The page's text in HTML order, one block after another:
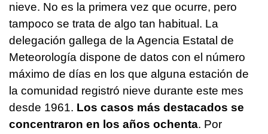
nieve. No es la primera vez que ocurre, pero
tampoco se trata de algo tan habitual. La
delegación gallega de la Agencia Estatal de
Meteorología dispone de datos con el número
máximo de días en los que alguna estación de
la comunidad registró nieve durante este mes
desde 1961. Los casos más destacados se
concentraron en los años ochenta. Por